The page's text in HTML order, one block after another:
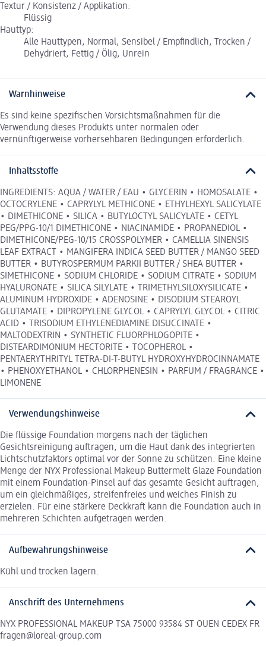
Textur / Konsistenz / Applikation:
Flüssig
Hauttyp:
Alle Hauttypen, Normal, Sensibel / Empfindlich, Trocken /
Dehydriert, Fettig / Ölig, Unrein
Warnhinweise
Es sind keine spezifischen Vorsichtsmaßnahmen für die
Verwendung dieses Produkts unter normalen oder
vernünftigerweise vorhersehbaren Bedingungen erforderlich.
Inhaltsstoffe
INGREDIENTS: AQUA / WATER / EAU • GLYCERIN • HOMOSALATE •
OCTOCRYLENE • CAPRYLYL METHICONE • ETHYLHEXYL SALICYLATE
• DIMETHICONE • SILICA • BUTYLOCTYL SALICYLATE • CETYL
PEG/PPG-10/1 DIMETHICONE • NIACINAMIDE • PROPANEDIOL •
DIMETHICONE/PEG-10/15 CROSSPOLYMER • CAMELLIA SINENSIS
LEAF EXTRACT • MANGIFERA INDICA SEED BUTTER / MANGO SEED
BUTTER • BUTYROSPERMUM PARKII BUTTER / SHEA BUTTER •
SIMETHICONE • SODIUM CHLORIDE • SODIUM CITRATE • SODIUM
HYALURONATE • SILICA SILYLATE • TRIMETHYLSILOXYSILICATE •
ALUMINUM HYDROXIDE • ADENOSINE • DISODIUM STEAROYL
GLUTAMATE • DIPROPYLENE GLYCOL • CAPRYLYL GLYCOL • CITRIC
ACID • TRISODIUM ETHYLENEDIAMINE DISUCCINATE •
MALTODEXTRIN • SYNTHETIC FLUORPHLOGOPITE •
DISTEARDIMONIUM HECTORITE • TOCOPHEROL •
PENTAERYTHRITYL TETRA-DI-T-BUTYL HYDROXYHYDROCINNAMATE
• PHENOXYETHANOL • CHLORPHENESIN • PARFUM / FRAGRANCE •
LIMONENE
Verwendungshinweise
Die flüssige Foundation morgens nach der täglichen
Gesichtsreinigung auftragen, um die Haut dank des integrierten
Lichtschutzfaktors optimal vor der Sonne zu schützen. Eine kleine
Menge der NYX Professional Makeup Buttermelt Glaze Foundation
mit einem Foundation-Pinsel auf das gesamte Gesicht auftragen,
um ein gleichmäßiges, streifenfreies und weiches Finish zu
erzielen. Für eine stärkere Deckkraft kann die Foundation auch in
mehreren Schichten aufgetragen werden.
Aufbewahrungshinweise
Kühl und trocken lagern.
Anschrift des Unternehmens
NYX PROFESSIONAL MAKEUP TSA 75000 93584 ST OUEN CEDEX FR
fragen@loreal-group.com